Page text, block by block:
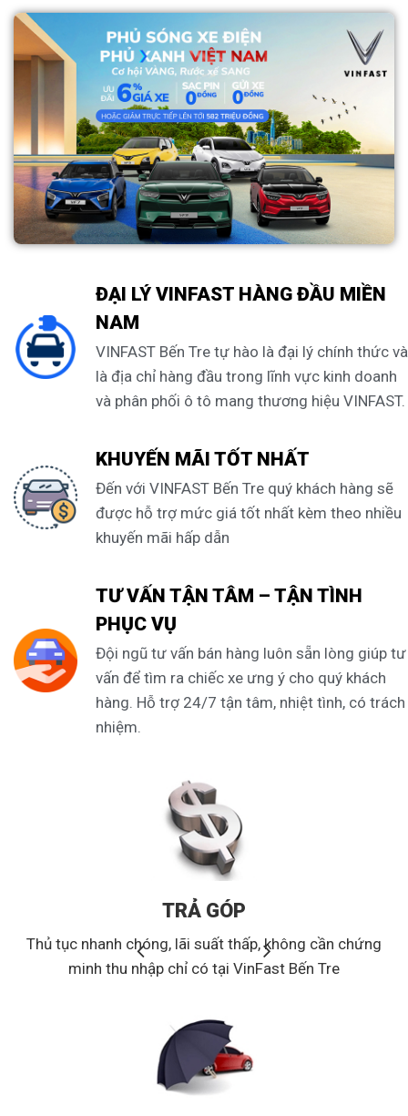
ĐẠI LÝ VINFAST HÀNG ĐẦU MIỀN
NAM
VINFAST Bến Tre tự hào là đại lý chính thức và
là địa chỉ hàng đầu trong lĩnh vực kinh doanh
và phân phối ô tô mang thương hiệu VINFAST.
KHUYẾN MÃI TỐT NHẤT
Đến với VINFAST Bến Tre quý khách hàng sẽ
được hỗ trợ mức giá tốt nhất kèm theo nhiều
khuyến mãi hấp dẫn
TƯ VẤN TẬN TÂM – TẬN TÌNH
PHỤC VỤ
Đội ngũ tư vấn bán hàng luôn sẵn lòng giúp tư
vấn để tìm ra chiếc xe ưng ý cho quý khách
hàng. Hỗ trợ 24/7 tận tâm, nhiệt tình, có trách
nhiệm.
TRẢ GÓP
Thủ tục nhanh chóng, lãi suất thấp, không cần chứng
minh thu nhập chỉ có tại VinFast Bến Tre